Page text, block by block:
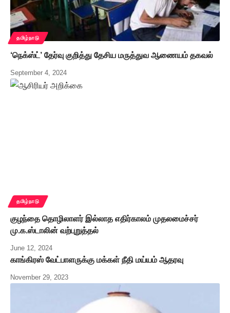
தமிழ்நாடு
‘நெக்ஸ்ட்’ தேர்வு குறித்து தேசிய மருத்துவ ஆணையம் தகவல்
September 4, 2024
தமிழ்நாடு
குழந்தை தொழிலாளர் இல்லாத எதிர்காலம் முதலமைச்சர்
மு.க.ஸ்டாலின் வற்புறுத்தல்
June 12, 2024
காங்கிரஸ் வேட்பாளருக்கு மக்கள் நீதி மய்யம் ஆதரவு
November 29, 2023